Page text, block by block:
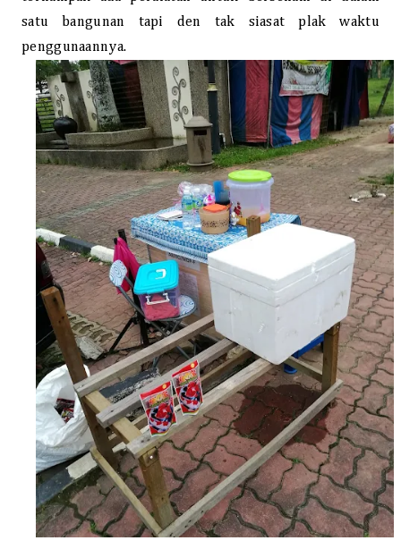
satu bangunan tapi den tak siasat plak waktu
penggunaannya.